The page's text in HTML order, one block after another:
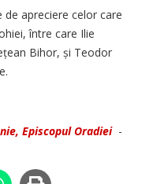
apreciere celor care
între care Ilie
Bihor, și Teodor
Episcopul Oradiei-